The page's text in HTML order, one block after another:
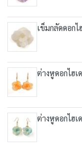
เข็มกลัดดอกไ
ต่างหูดอกไฮเ
ต่างหูดอกไฮเ